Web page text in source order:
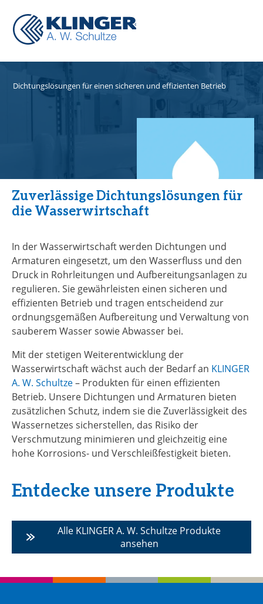
KLINGER A. W. Schultze Branchen
Dichtungslösungen für einen sicheren und effizienten Betrieb
Zuverlässige Dichtungslösungen für
die Wasserwirtschaft
In der Wasserwirtschaft werden Dichtungen und
Armaturen eingesetzt, um den Wasserfluss und den
Druck in Rohrleitungen und Aufbereitungsanlagen zu
regulieren. Sie gewährleisten einen sicheren und
effizienten Betrieb und tragen entscheidend zur
ordnungsgemäßen Aufbereitung und Verwaltung von
sauberem Wasser sowie Abwasser bei.
Mit der stetigen Weiterentwicklung der
Wasserwirtschaft wächst auch der Bedarf an KLINGER
A. W. Schultze– Produkten für einen effizienten
Betrieb. Unsere Dichtungen und Armaturen bieten
zusätzlichen Schutz, indem sie die Zuverlässigkeit des
Wassernetzes sicherstellen, das Risiko der
Verschmutzung minimieren und gleichzeitig eine
hohe Korrosions- und Verschleißfestigkeit bieten.
Entdecke unsere Produkte
Alle KLINGER A. W. Schultze Produkte
ansehen